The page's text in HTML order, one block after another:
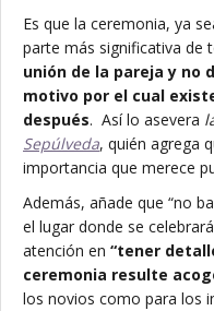
Es que la ceremonia, ya
parte más significativa de
unión de la pareja y no
motivo por el cual
después. Así lo asevera
Sepúlveda, quién agrega
importancia que merece
Además, añade que “no
el lugar donde se
atención en “tener
ceremonia resulte
los novios como para los